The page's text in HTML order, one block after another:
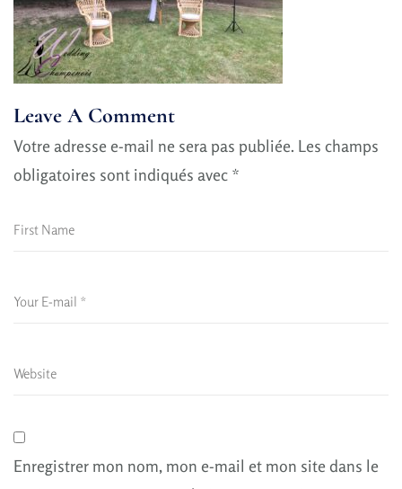
Leave A Comment
Votre adresse e-mail ne sera pas publiée. Les champs
obligatoires sont indiqués avec *
Enregistrer mon nom, mon e-mail et mon site dans le